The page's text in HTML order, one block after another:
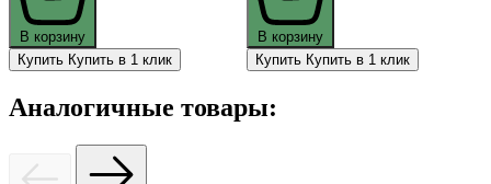
В корзину
Купить Купить в 1 клик
В корзину
Купить Купить в 1 клик
Аналогичные товары: